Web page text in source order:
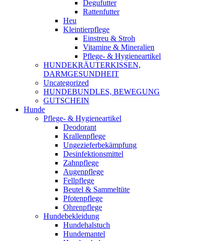
Degufutter
Rattenfutter
Heu
Kleintierpflege
Einstreu & Stroh
Vitamine & Mineralien
Pflege- & Hygieneartikel
HUNDEKRÄUTERKISSEN,
DARMGESUNDHEIT
Uncategorized
HUNDEBUNDLES, BEWEGUNG
GUTSCHEIN
Hunde
Pflege- & Hygieneartikel
Deodorant
Krallenpflege
Ungezieferbekämpfung
Desinfektionsmittel
Zahnpflege
Augenpflege
Fellpflege
Beutel & Sammeltüte
Pfotenpflege
Ohrenpflege
Hundebekleidung
Hundehalstuch
Hundemantel